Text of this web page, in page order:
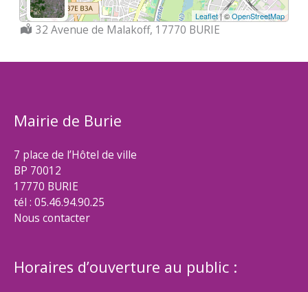
Leaflet| ©OpenStreetMap
Localisation :
32 Avenue de Malakoff, 17770 BURIE
Mairie de Burie
7 place de l’Hôtel de ville
BP 70012
17770 BURIE
tél : 05.46.94.90.25
Nous contacter
Horaires d’ouverture au public :